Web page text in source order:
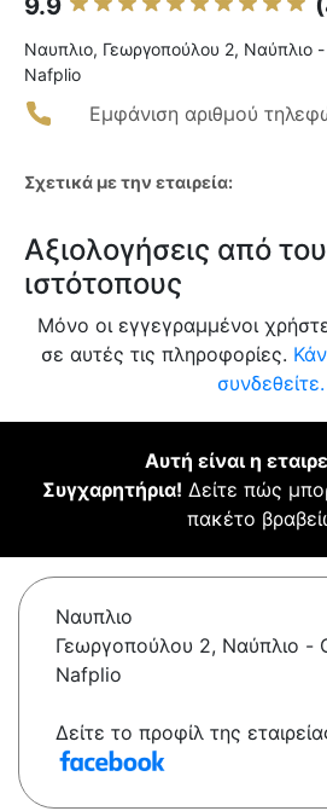
9.9
Ναυπλιο, Γεωργοπούλου 2, Ναύπλιο
Nafplio
Εμφάνιση αριθμού
Σχετικά με την εταιρεία:
Αξιολογήσεις από
ιστότοπους
Μόνο οι εγγεγραμμένοι
σε αυτές τις πληροφορίες.
συνδεθείτε.
Αυτή είναι η
Συγχαρητήρια! Δείτε πώς
πακέτο
Ναυπλιο
Γεωργοπούλου 2, Ναύπλιο -
Nafplio
Δείτε το προφίλ της